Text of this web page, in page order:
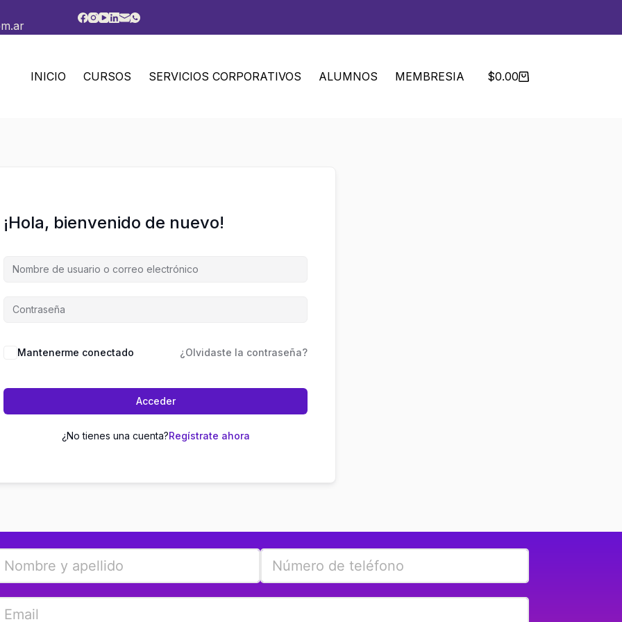
INICIO CURSOS SERVICIOS CORPORATIVOS ALUMNOS MEMBRESIA
Carro
$0.00
¡Hola, bienvenido de nuevo!
Mantenerme conectado ¿Olvidaste la contraseña?
Acceder
¿No tienes una cuenta?Regístrate ahora